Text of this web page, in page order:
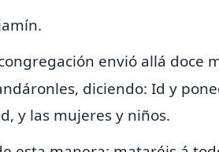
envió allá doce
diciendo: Id y
y las mujeres y niños.